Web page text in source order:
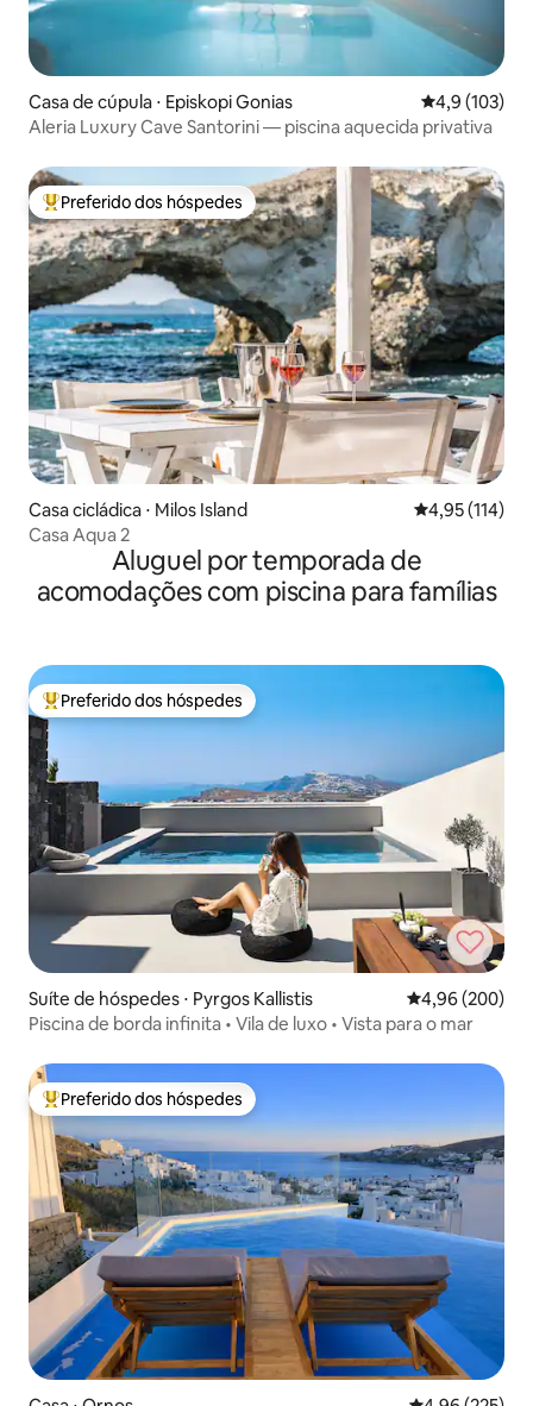
Casa de cúpula ⋅ Episkopi Gonias 4,9 de uma
4,9 (103)
Aleria Luxury Cave Santorini — piscina aquecida privativa
Entre os melhores preferidos dos hóspedes
Preferido dos hóspedes
Casa cicládica ⋅ Milos Island 4,95 de uma
4,95 (114)
Casa Aqua 2
Aluguel por temporada de
acomodações com piscina para famílias
Entre os melhores preferidos dos hóspedes
Preferido dos hóspedes
Suíte de hóspedes ⋅ Pyrgos Kallistis 4,96 de uma
4,96 (200)
Piscina de borda infinita • Vila de luxo • Vista para o mar
Entre os melhores preferidos dos hóspedes
Preferido dos hóspedes